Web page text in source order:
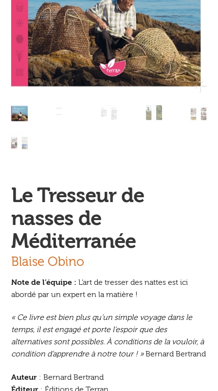
enfant
Jeux & DVD
Ouvrir
le
menu
enfant
Le Tresseur de
nasses de
Méditerranée
Blaise Obino
Note de l’équipe : L’art de tresser des nattes est ici
abordé par un expert en la matière !
« Ce livre est bien plus qu’un simple voyage dans le
temps, il est engagé et porte l’espoir que des
alternatives sont possibles. À conditions de la vouloir, à
condition d’apprendre à notre tour ! »Bernard Bertrand
Auteur: Bernard Bertrand